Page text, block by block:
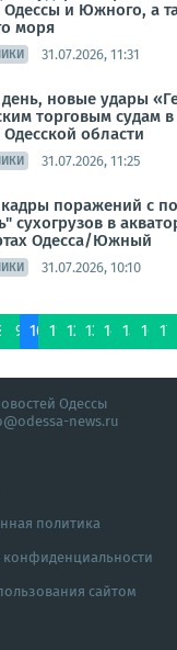
Одессы и Южного, а
моря
31.07.2026, 11:31
новые удары
торговым судам
Одесской области
31.07.2026, 11:25
поражений с
сухогрузов в
Одесса/Южный
31.07.2026, 10:10
9 10 11 12 13 14 15 16 17
Одессы
news.ru
политика
конфиденциальности
сайтом